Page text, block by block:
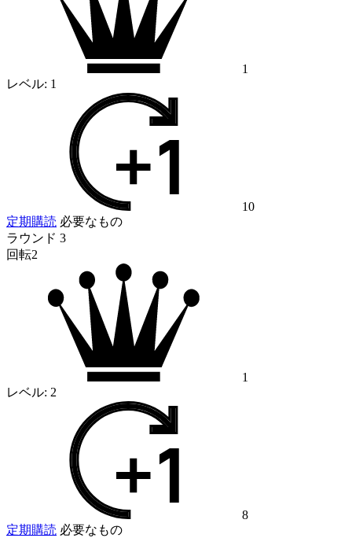
1
レベル: 1
10
定期購読 必要なもの
ラウンド 3
回転2
1
レベル: 2
8
定期購読 必要なもの